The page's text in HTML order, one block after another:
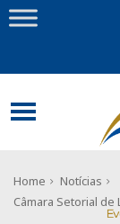
Home
Notícias
Câmara Setorial